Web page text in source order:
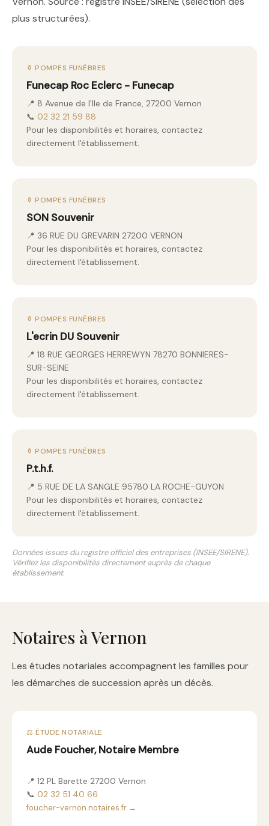
plus structurées).
⚱️ POMPES FUNÈBRES
Funecap Roc Eclerc - Funecap
📍 8 Avenue de l'Ile de France, 27200 Vernon
📞 02 32 21 59 88
Pour les disponibilités et horaires, contactez
directement l'établissement.
⚱️ POMPES FUNÈBRES
SON Souvenir
📍 36 RUE DU GREVARIN 27200 VERNON
Pour les disponibilités et horaires, contactez
directement l'établissement.
⚱️ POMPES FUNÈBRES
L'ecrin DU Souvenir
📍 18 RUE GEORGES HERREWYN 78270 BONNIERES-
SUR-SEINE
Pour les disponibilités et horaires, contactez
directement l'établissement.
⚱️ POMPES FUNÈBRES
P.t.h.f.
📍 5 RUE DE LA SANGLE 95780 LA ROCHE-GUYON
Pour les disponibilités et horaires, contactez
directement l'établissement.
Données issues du registre officiel des entreprises (INSEE/SIRENE).
Vérifiez les disponibilités directement auprès de chaque
établissement.
Notaires à Vernon
Les études notariales accompagnent les familles pour
les démarches de succession après un décès.
⚖️ ÉTUDE NOTARIALE
Aude Foucher, Notaire Membre
📍 12 PL Barette 27200 Vernon
📞 02 32 51 40 66
foucher-vernon.notaires.fr →